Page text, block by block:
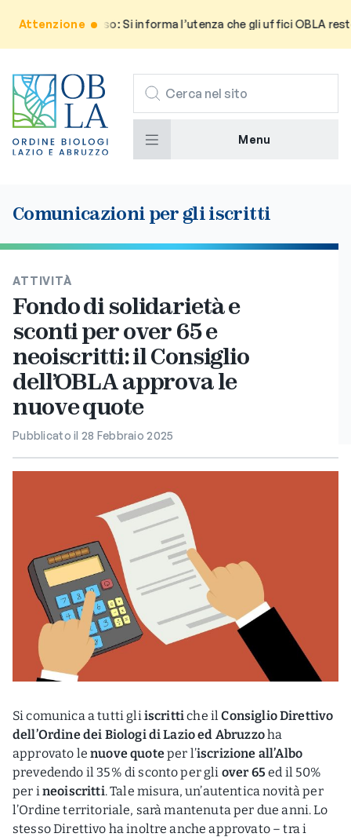
AttenzioneAvviso: Si informa l’utenza che gli uffici OBLA
CERCA
Menu
Comunicazioni per gli iscritti
ATTIVITÀ
Fondo di solidarietà e
sconti per over 65 e
neoiscritti: il Consiglio
dell’OBLA approva le
nuove quote
Pubblicato il 28 Febbraio 2025
Si comunica a tutti gliiscrittiche ilConsiglio Direttivo
dell’Ordine dei Biologi di Lazio ed Abruzzoha
approvato lenuove quoteper l’iscrizione all’Albo
prevedendo il 35% di sconto per gli over 65 ed il 50%
per ineoiscritti. Tale misura, un’autentica novità per
l’Ordine territoriale, sarà mantenuta per due anni. Lo
stesso Direttivo ha inoltre anche approvato – tra i